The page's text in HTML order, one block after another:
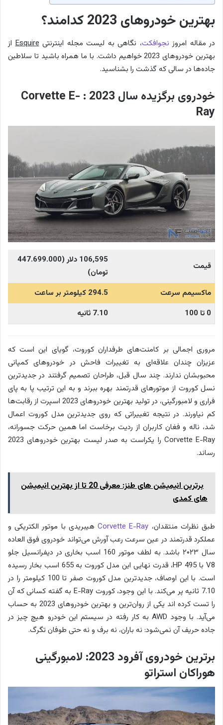
بهترین خودروهای 2023 کدامند؟
در مقاله امروز نجوافکت، نگاهی به لیست مجله اینترنتیEsquireاز
بهترین خودروهای 2023 خواهیم داشت. با ما همراه باشید تا سلاطین
جاده‌ها در سالی که گذشت را بشناسید.
خودروی برگزیده سال 2023 : Corvette E-
Ray
قیمت
106,595 دلار (447.699.000
تومان)
ماکسیمم سرعت
294.5 کیلومتر بر ساعت
0 تا 100
7.10 ثانیه
مروری اجمالی بر کامنت‌های طرفداران کوروت، گویای این است که
عزیزان چندان علاقه‌ای به تغییرات فاحش در خودروهای کمپانی
محبوبشان ندارند. چند سال قبل، طراحان تصمیم گرفتند در جدیدترین
نسل کوروت از موتورهای قدرتمند بهره ببرند و به این ترتیب پا به پای
فراری و لامبورگینی، در تولید بهترین خودروهای 2023 اسپرت از رقابت‌ها
کم نیاورند. در نتیجه تغییراتی که روی جدیدترین مدل کوروت اعمال
شد، ناله و فغان کاربران از ردیت برخاست اما همین حرکت جسورانه،
Corvette E-Ray را یکراست به صدر لیست بهترین خودروهای 2023
رساند.
برترین انیمیشن های طنز: معرفی 20 تا از بهترین انیمیشن
های کمدی
طبق نظرات منتقدان، Corvette E-Ray هیبریدی با موتور الکتریکی و
عملکرد قدرتمند در عین سرعت رعب آورش می‌تواند خودروی فوق العاده
سال ۲۰۲۳ باشد. به لطف موتور 160 اسب بخاری در دیفرانسیل جلو
V8 با 495 HP، قدرت نهایی این مدل کوروت به 655 اسب بخار رسیده
است. با این اوصاف، جدیدترین مدل کوروت صفر تا 100 کیلومتر را در
7.10 ثانیه پر می‌کند. با این وجود، کوروت E-Ray به گفته کسانی که آن
را تست کرده اند یکی از روان‌ترین و بهترین خودروهای 2023 به حساب
می‌آید. با وجود AWD به کار رفته در سیستم این خودرو هیچ چیز در
جاده حریف آن نمی‌شود: نه باران، نه برف و نه حتی طوفان تگرگ.
برترین خودروی آفرود 2023: لامبورگینی
هوراکان استراتو